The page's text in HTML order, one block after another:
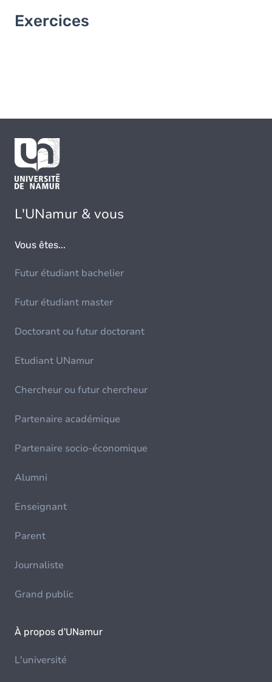
Exercices
L'UNamur & vous
Vous êtes...
Futur étudiant bachelier
Futur étudiant master
Doctorant ou futur doctorant
Etudiant UNamur
Chercheur ou futur chercheur
Partenaire académique
Partenaire socio-économique
Alumni
Enseignant
Parent
Journaliste
Grand public
À propos d'UNamur
L'université